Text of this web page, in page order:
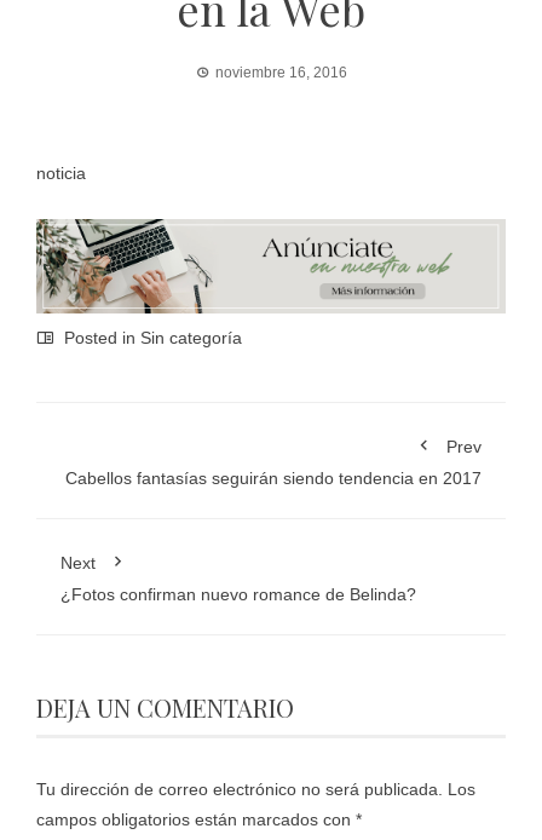
noviembre 16, 2016
noticia
Posted in Sin categoría
Prev
Cabellos fantasías seguirán siendo tendencia en 2017
Next
¿Fotos confirman nuevo romance de Belinda?
DEJA UN COMENTARIO
Tu dirección de correo electrónico no será publicada.
Los
campos obligatorios están marcados con *